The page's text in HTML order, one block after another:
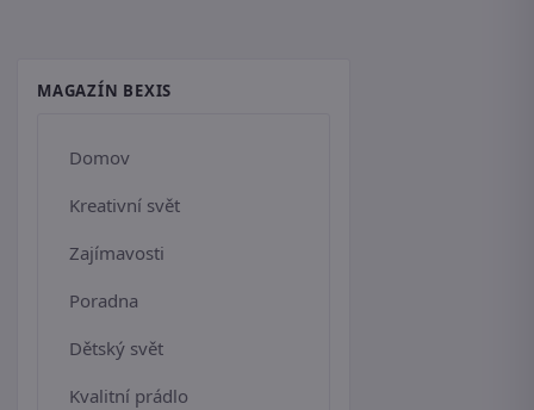
MAGAZÍN BEXIS
Domov
Kreativní svět
Zajímavosti
Poradna
Dětský svět
Kvalitní prádlo